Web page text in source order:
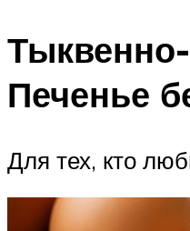
Печенье
Для тех, кто